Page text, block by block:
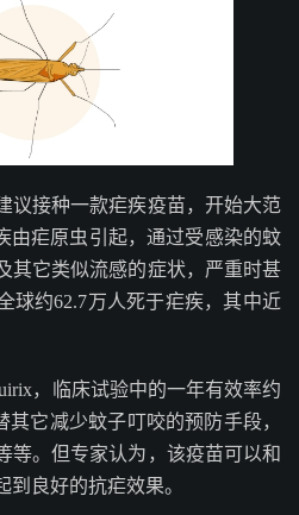
议接种一款疟疾疫苗，开始大范
由疟原虫引起，通过受感染的蚊
其它类似流感的症状，严重时甚
球约62.7万人死于疟疾，其中近
，临床试验中的一年有效率约
其它减少蚊子叮咬的预防手段，
等。但专家认为，该疫苗可以和
良好的抗疟效果。